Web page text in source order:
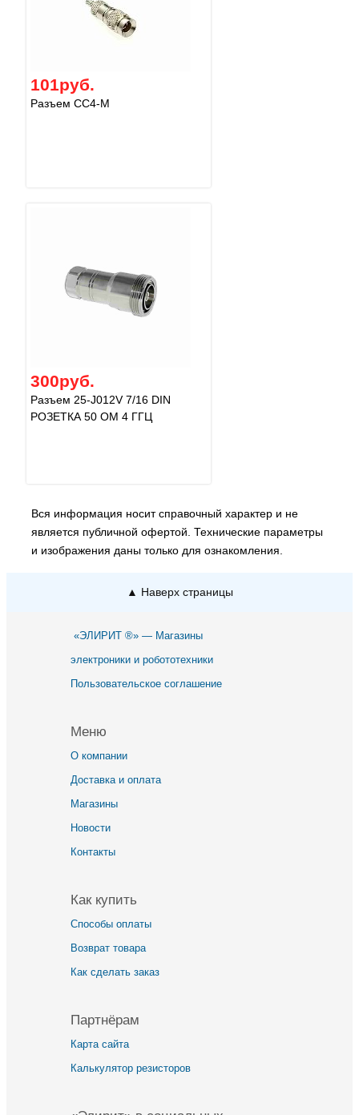
101руб.
Разъем CC4-M
300руб.
Разъем 25-J012V 7/16 DIN
РОЗЕТКА 50 ОМ 4 ГГЦ
Вся информация носит справочный характер и не
является публичной офертой. Технические параметры
и изображения даны только для ознакомления.
▲ Наверх страницы
«ЭЛИРИТ ®» — Магазины
электроники и робототехники
Пользовательское соглашение
Меню
О компании
Доставка и оплата
Магазины
Новости
Контакты
Как купить
Способы оплаты
Возврат товара
Как сделать заказ
Партнёрам
Карта сайта
Калькулятор резисторов